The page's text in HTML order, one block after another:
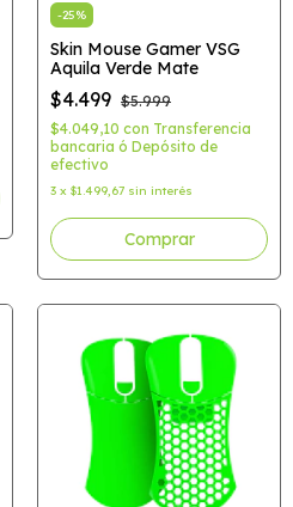
-25%
Skin Mouse Gamer VSG
Aquila Verde Mate
$4.499 $5.999
$4.049,10 con Transferencia
bancaria ó Depósito de
efectivo
3 x $1.499,67 sin interés